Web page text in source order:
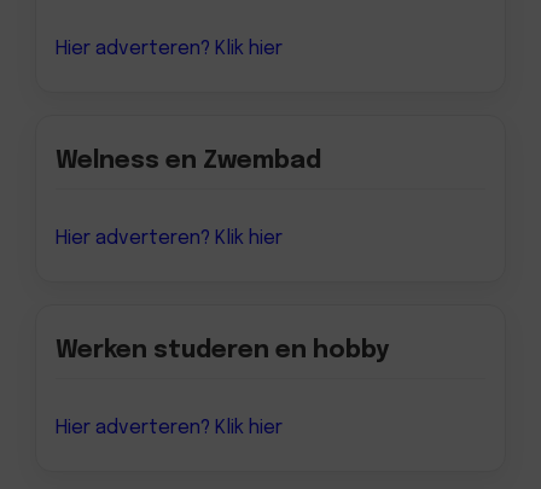
Hier adverteren? Klik hier
Welness en Zwembad
Hier adverteren? Klik hier
Werken studeren en hobby
Hier adverteren? Klik hier